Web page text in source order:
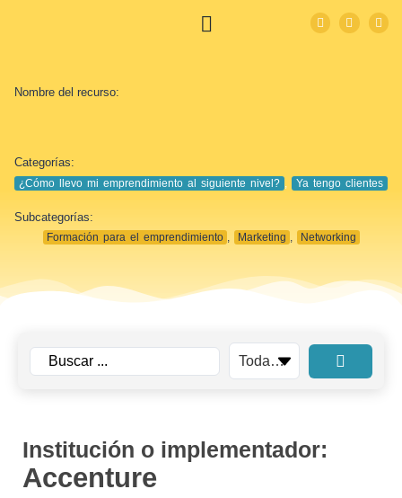
Nombre del recurso:
Categorías:
¿Cómo llevo mi emprendimiento al siguiente nivel? Ya tengo clientes
Subcategorías:
Formación para el emprendimiento , Marketing , Networking
Institución o implementador:
Accenture